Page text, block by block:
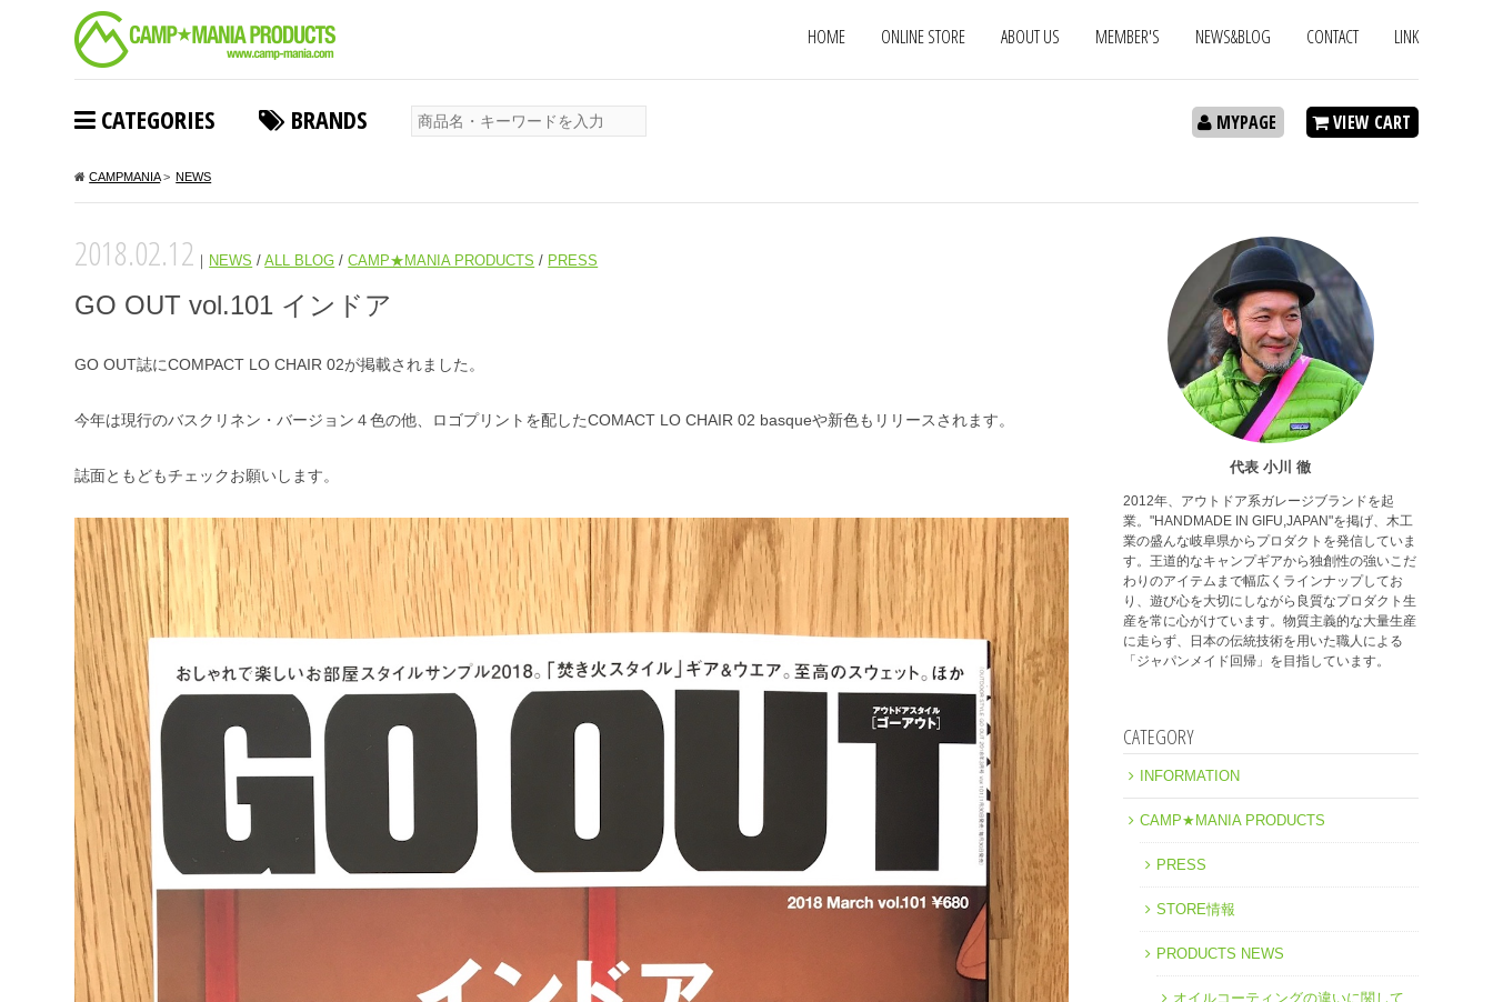
HOME ONLINE STORE ABOUT US MEMBER'S NEWS&BLOG CONTACT LINK
CATEGORIES BRANDS VIEW CART
MYPAGE
CAMPMANIA> NEWS
2018.02.12 ｜ NEWS /ALL BLOG /CAMP★MANIA PRODUCTS / PRESS
GO OUT vol.101 インドア
GO OUT誌にCOMPACT LO CHAIR 02が掲載されました。
今年は現行のバスクリネン・バージョン４色の他、ロゴプリントを配したCOMACT LO CHAIR 02 basqueや新色もリリースされます。
誌面ともどもチェックお願いします。 代表 小川 徹
2012年、アウトドア系ガレージブランドを起
業。"HANDMADE IN GIFU,JAPAN"を掲げ、木工
業の盛んな岐阜県からプロダクトを発信していま
す。王道的なキャンプギアから独創性の強いこだ
わりのアイテムまで幅広くラインナップしてお
り、遊び心を大切にしながら良質なプロダクト生
産を常に心がけています。物質主義的な大量生産
に走らず、日本の伝統技術を用いた職人による
「ジャパンメイド回帰」を目指しています。
CATEGORY
INFORMATION
CAMP★MANIA PRODUCTS
PRESS
STORE情報
PRODUCTS NEWS
オイルコーティングの違いに関して